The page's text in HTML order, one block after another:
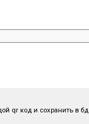
qr код и сохранить в бд